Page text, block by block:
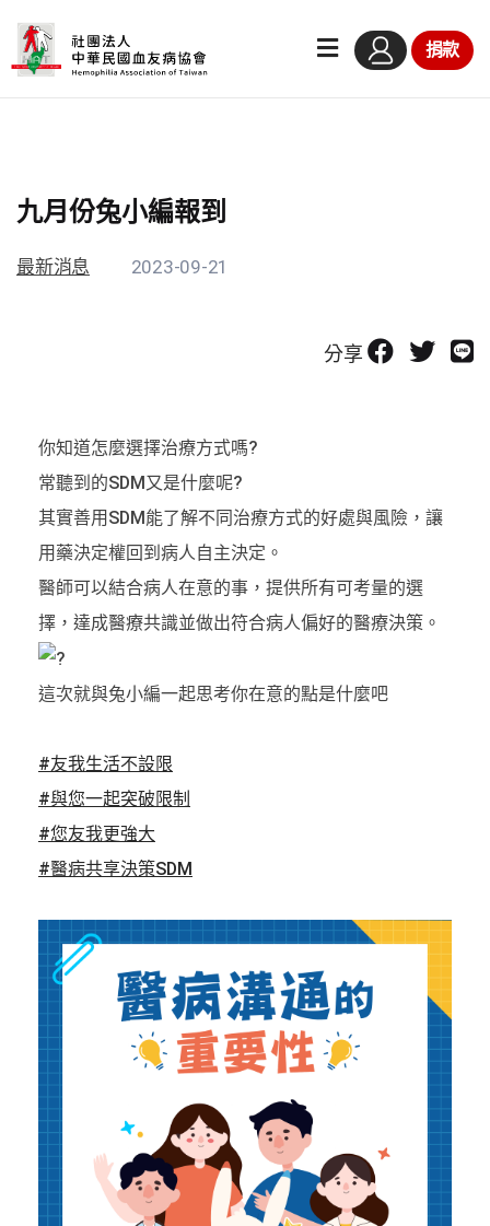
捐款
九月份兔小編報到
最新消息 2023-09-21
分享
你知道怎麼選擇治療方式嗎?
常聽到的SDM又是什麼呢?
其實善用SDM能了解不同治療方式的好處與風險，讓
用藥決定權回到病人自主決定。
醫師可以結合病人在意的事，提供所有可考量的選
擇，達成醫療共識並做出符合病人偏好的醫療決策。
這次就與兔小編一起思考你在意的點是什麼吧
#友我生活不設限
#與您一起突破限制
#您友我更強大
#醫病共享決策SDM